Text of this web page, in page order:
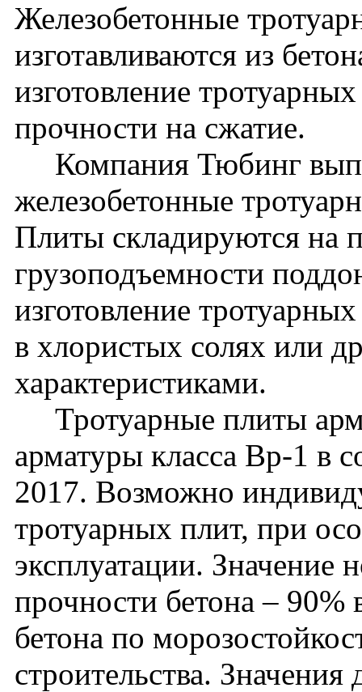
Железобетонные
изготавливаются из
изготовление
прочности на сжатие.
Компания Тюбинг
железобетонные
Плиты складируются на
грузоподъемности
изготовление
в хлористых солях или
характеристиками.
Тротуарные плиты
арматуры класса Вр-1 в
2017. Возможно
тротуарных плит, при
эксплуатации. Значение
прочности бетона – 90%
бетона по
строительства.